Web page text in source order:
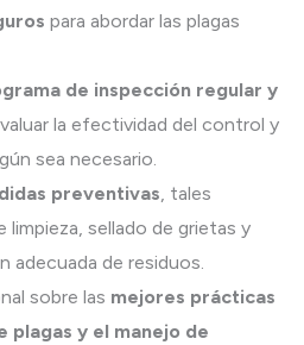
para abordar las plagas
de inspección regular y
la efectividad del control y
sea necesario.
preventivas, tales
limpieza, sellado de grietas y
adecuada de residuos.
sobre las mejores prácticas
plagas y el manejo de